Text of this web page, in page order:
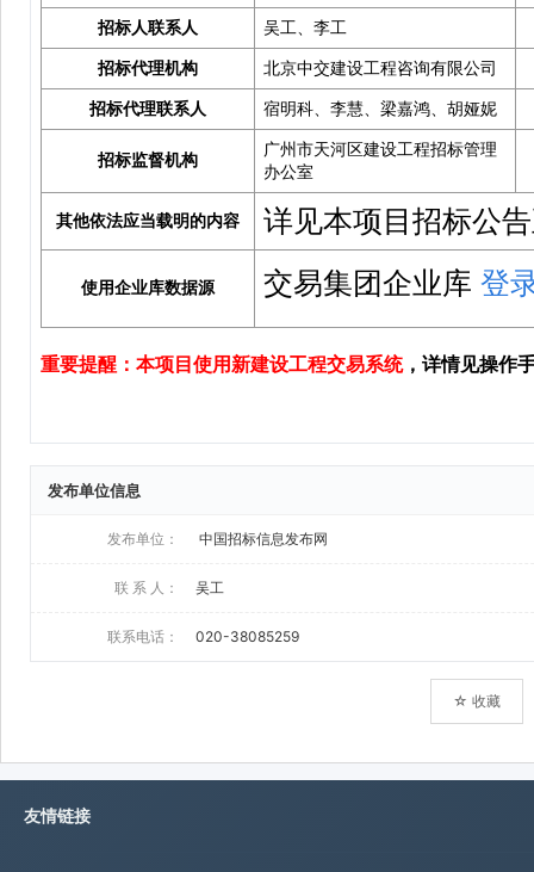
发布单位信息
发布单位： 中国招标信息发布网
联 系 人： 吴工
联系电话： 020-38085259
☆ 收藏
友情链接